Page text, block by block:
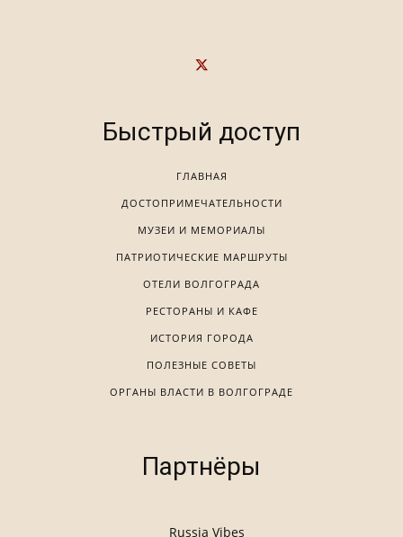
Быстрый доступ
ГЛАВНАЯ
ДОСТОПРИМЕЧАТЕЛЬНОСТИ
МУЗЕИ И МЕМОРИАЛЫ
ПАТРИОТИЧЕСКИЕ МАРШРУТЫ
ОТЕЛИ ВОЛГОГРАДА
РЕСТОРАНЫ И КАФЕ
ИСТОРИЯ ГОРОДА
ПОЛЕЗНЫЕ СОВЕТЫ
ОРГАНЫ ВЛАСТИ В ВОЛГОГРАДЕ
Партнёры
Russia Vibes